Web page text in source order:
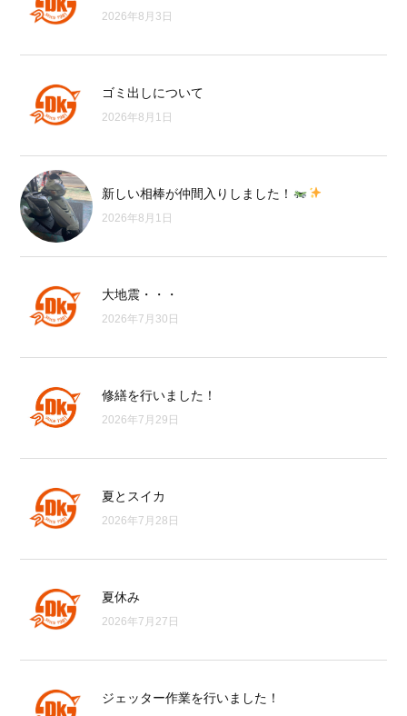
2026年8月3日
ゴミ出しについて
2026年8月1日
新しい相棒が仲間入りしました！
2026年8月1日
大地震・・・
2026年7月30日
修繕を行いました！
2026年7月29日
夏とスイカ
2026年7月28日
夏休み
2026年7月27日
ジェッター作業を行いました！